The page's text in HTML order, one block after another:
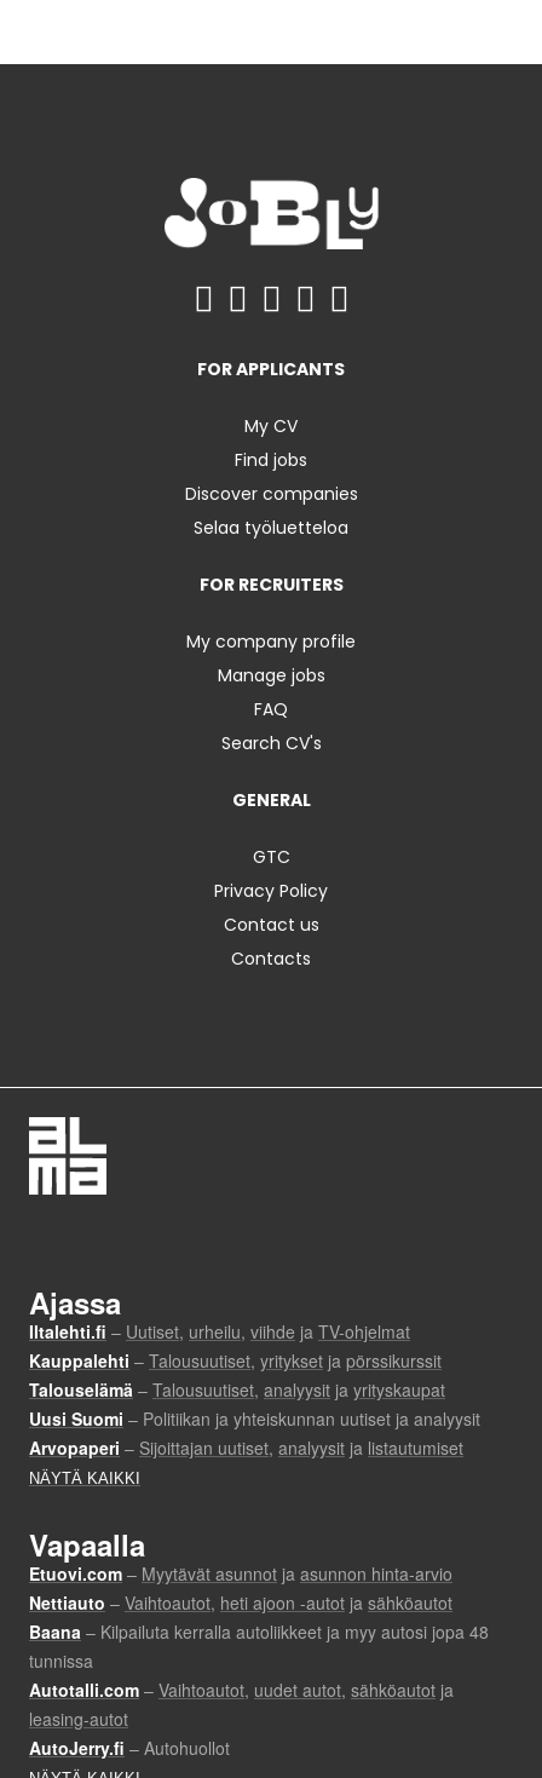
FOR APPLICANTS
My CV
Find jobs
Discover companies
Selaa työluetteloa
FOR RECRUITERS
My company profile
Manage jobs
FAQ
Search CV's
GENERAL
GTC
Privacy Policy
Contact us
Contacts